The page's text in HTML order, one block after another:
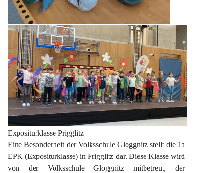
Expositurklasse Prigglitz
Eine Besonderheit der Volksschule Gloggnitz stellt die 1a
EPK (Expositurklasse) in Prigglitz dar. Diese Klasse wird
von der Volksschule Gloggnitz mitbetreut, der